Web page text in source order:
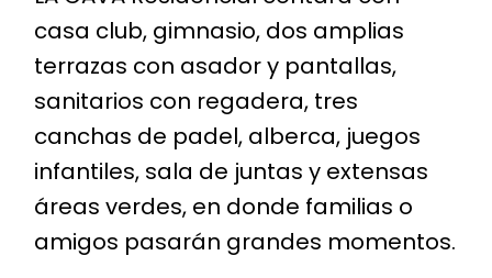
casa club, gimnasio, dos amplias
terrazas con asador y pantallas,
sanitarios con regadera, tres
canchas de padel, alberca, juegos
infantiles, sala de juntas y extensas
áreas verdes, en donde familias o
amigos pasarán grandes momentos.